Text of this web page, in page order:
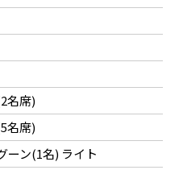
名席)
名席)
ーン(1名) ライト